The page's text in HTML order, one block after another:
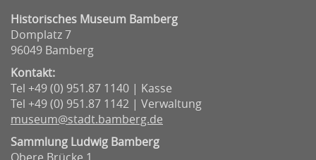
Historisches Museum Bamberg
Domplatz 7
96049 Bamberg
Kontakt:
Tel +49 (0) 951.87 1140 | Kasse
Tel +49 (0) 951.87 1142 | Verwaltung
museum@stadt.bamberg.de
Sammlung Ludwig Bamberg